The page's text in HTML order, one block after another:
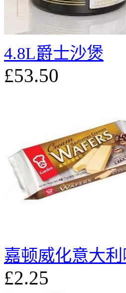
4.8L爵士沙煲
£53.50
嘉顿威化意大利
£2.25